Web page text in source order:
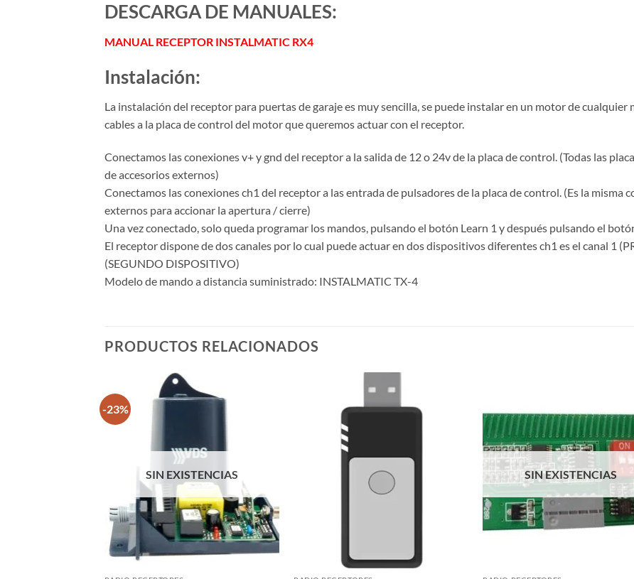
DESCARGA DE MANUALES:
MANUAL RECEPTOR INSTALMATIC RX4
Instalación:
La instalación del receptor para puertas de garaje es muy sencilla, se puede instalar en un motor de cualquier
cables a la placa de control del motor que queremos actuar con el receptor.
Conectamos las conexiones v+ y gnd del receptor a la salida de 12 o 24v de la placa de control. (Todas las
de accesorios externos)
Conectamos las conexiones ch1 del receptor a las entrada de pulsadores de la placa de control. (Es la misma
externos para accionar la apertura / cierre)
Una vez conectado, solo queda programar los mandos, pulsando el botón Learn 1 y después pulsando el
El receptor dispone de dos canales por lo cual puede actuar en dos dispositivos diferentes ch1 es el canal 1
(SEGUNDO DISPOSITIVO)
Modelo de mando a distancia suministrado: INSTALMATIC TX-4
PRODUCTOS RELACIONADOS
-23%
SIN EXISTENCIAS SIN EXISTENCIAS